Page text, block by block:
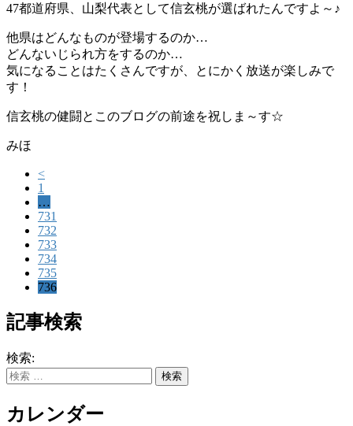
47都道府県、山梨代表として信玄桃が選ばれたんですよ～♪
他県はどんなものが登場するのか…
どんないじられ方をするのか…
気になることはたくさんですが、とにかく放送が楽しみで
す！
信玄桃の健闘とこのブログの前途を祝しま～す☆
みほ
<
1
…
731
732
733
734
735
736
記事検索
検索:
カレンダー